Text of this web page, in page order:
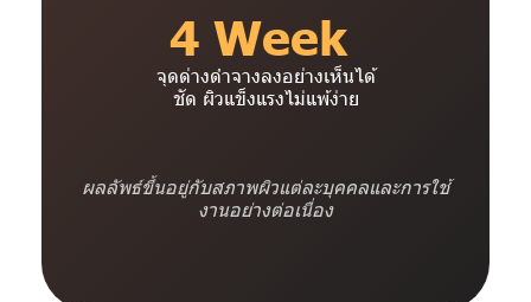
4 Week
จุดด่างดำจางลงอย่างเห็นได้
ชัด ผิวแข็งแรงไม่แพ้ง่าย
ผลลัพธ์ขึ้นอยู่กับสภาพผิวแต่ละบุคคลและการใช้
งานอย่างต่อเนื่อง